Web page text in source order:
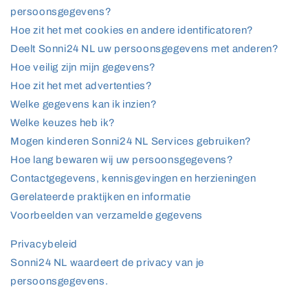
persoonsgegevens?
Hoe zit het met cookies en andere identificatoren?
Deelt Sonni24 NL uw persoonsgegevens met anderen?
Hoe veilig zijn mijn gegevens?
Hoe zit het met advertenties?
Welke gegevens kan ik inzien?
Welke keuzes heb ik?
Mogen kinderen Sonni24 NL Services gebruiken?
Hoe lang bewaren wij uw persoonsgegevens?
Contactgegevens, kennisgevingen en herzieningen
Gerelateerde praktijken en informatie
Voorbeelden van verzamelde gegevens
Privacybeleid
Sonni24 NL waardeert de privacy van je
persoonsgegevens.